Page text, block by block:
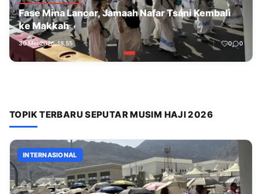
Fase Mina Lancar, Jamaah Nafar Tsani Kembali
ke Makkah
30 Mei 2026, 18.55 0 0
TOPIK TERBARU SEPUTAR MUSIM HAJI 2026
INTERNASIONAL